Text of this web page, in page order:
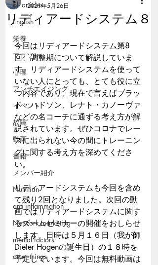
all articles
English
栄養
マラソン
心理
アンチエイジング
イベント
故障
動画
書籍
メンバー紹介
Nutrition
anti-inflammation
Network marketing
mental factors
other things
リディアードシステム８
2021年5月26日
今回はリディアードシステム第8
回、調整期について解説していま
す。リディアードシステムを使って
いない人にとっても、とても役に立
つ内容であり、現在で言えばブラッ
ド・ハドソン、レナト・カノーヴァ
などの名コーチに通ずる考え方が解
説されています。ぜひコロナでレー
スに出られない今の間にトレーニン
グに関する考え方を深めてくださ
い。
リディアードシステムも今回を含め
て残り2回となりました。次回の動
画ではリディアードシステムに関す
るズームセミナーの開催をおしらせ
します。日時は５月１６日（我が師
Dieter Hogenの誕生日）の１８時を
予定しています。今回は無料動画は